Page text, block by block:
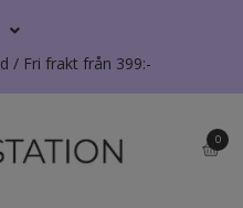
/ Fri frakt från 399:-
0